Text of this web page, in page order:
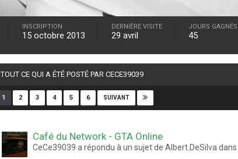
INSCRIPTION
15 octobre 2013
DERNIÈRE VISITE
29 avril
JOURS GAGNÉS
45
TOUT CE QUI A ÉTÉ POSTÉ PAR CECE39039
1 2 3 4 5 6 SUIVANT
Café du Network - GTA Online
CeCe39039 a répondu à un sujet de Albert.DeSilva dans